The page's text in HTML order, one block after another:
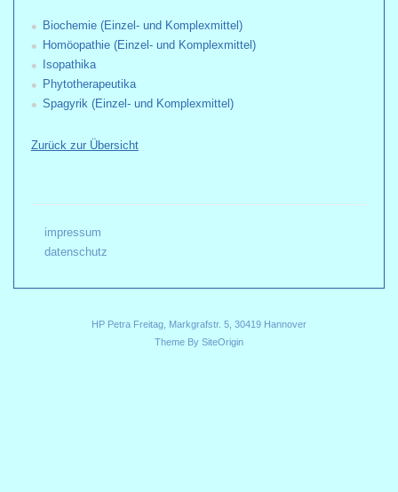
Biochemie (Einzel- und Komplexmittel)
Homöopathie (Einzel- und Komplexmittel)
Isopathika
Phytotherapeutika
Spagyrik (Einzel- und Komplexmittel)
Zurück zur Übersicht
impressum
datenschutz
HP Petra Freitag, Markgrafstr. 5, 30419 Hannover
Theme By SiteOrigin